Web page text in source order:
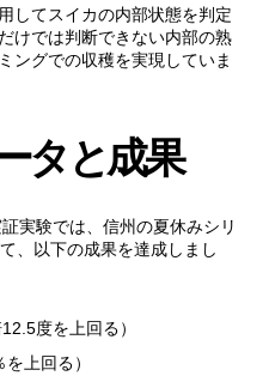
してスイカの内部状態を判定
けでは判断できない内部の熟
ングでの収穫を実現していま
タと成果
実験では、信州の夏休みシリ
、以下の成果を達成しまし
度を上回る）
上回る）